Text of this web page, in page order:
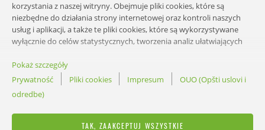
STRONY
ZAGADNIENIA PRAWNE
korzystania z naszej witryny. Obejmuje pliki cookies, które są
niezbędne do działania strony internetowej oraz kontroli naszych
usług i aplikacji, a także te pliki cookies, które są wykorzystywane
wyłącznie do celów statystycznych, tworzenia analiz ułatwiających
wyświetlania spersonalizowanych treści. Możesz wybrać kategorie,
na które chcesz zezwolić, i dostosować ustawienia wykorzystania
danych. W każdej chwili możesz zmienić swoje preferencje odnośnie
ustawień.
Pokaż szczegóły
Prywatność
Pliki cookies Impresum
OUO (Opšti uslovi i
odredbe)
TAK, ZAAKCEPTUJ WSZYSTKIE